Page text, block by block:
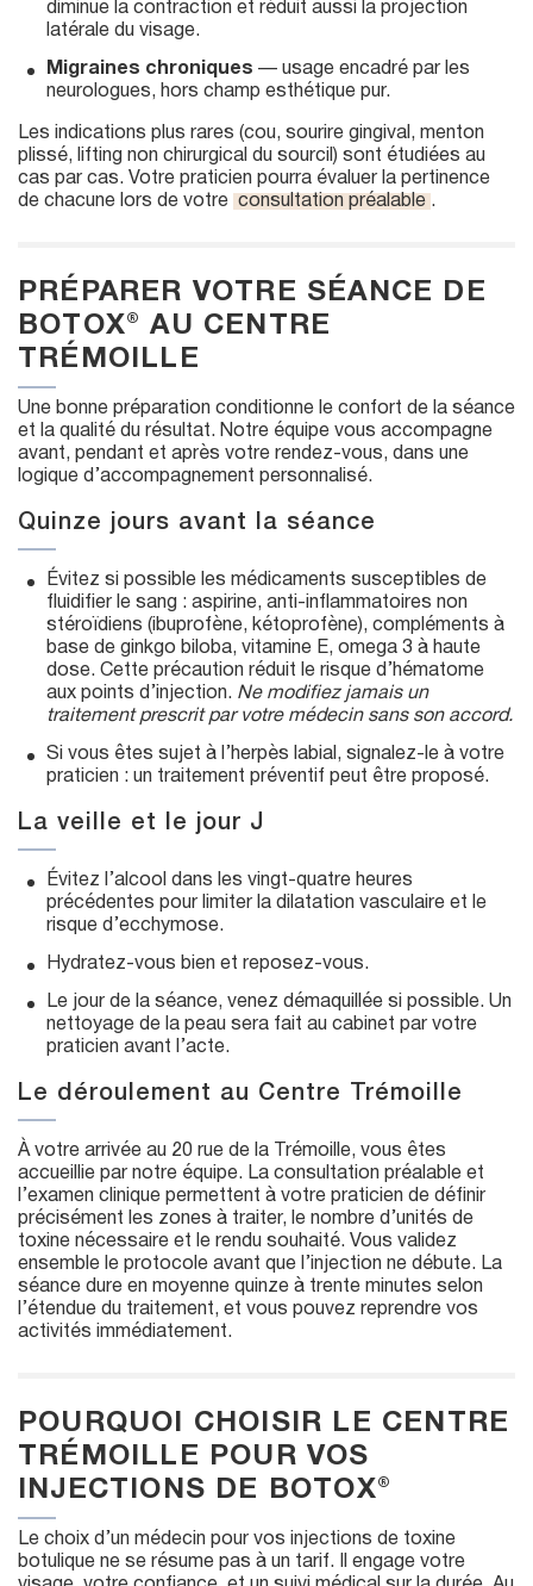
diminue la contraction et réduit aussi la projection
latérale du visage.
Migraines chroniques — usage encadré par les
neurologues, hors champ esthétique pur.
Les indications plus rares (cou, sourire gingival, menton
plissé, lifting non chirurgical du sourcil) sont étudiées au
cas par cas. Votre praticien pourra évaluer la pertinence
de chacune lors de votre consultation préalable .
PRÉPARER VOTRE SÉANCE DE
BOTOX® AU CENTRE
TRÉMOILLE
Une bonne préparation conditionne le confort de la séance
et la qualité du résultat. Notre équipe vous accompagne
avant, pendant et après votre rendez-vous, dans une
logique d’accompagnement personnalisé.
Quinze jours avant la séance
Évitez si possible les médicaments susceptibles de
fluidifier le sang : aspirine, anti-inflammatoires non
stéroïdiens (ibuprofène, kétoprofène), compléments à
base de ginkgo biloba, vitamine E, omega 3 à haute
dose. Cette précaution réduit le risque d’hématome
aux points d’injection. Ne modifiez jamais un
traitement prescrit par votre médecin sans son accord.
Si vous êtes sujet à l’herpès labial, signalez-le à votre
praticien : un traitement préventif peut être proposé.
La veille et le jour J
Évitez l’alcool dans les vingt-quatre heures
précédentes pour limiter la dilatation vasculaire et le
risque d’ecchymose.
Hydratez-vous bien et reposez-vous.
Le jour de la séance, venez démaquillée si possible. Un
nettoyage de la peau sera fait au cabinet par votre
praticien avant l’acte.
Le déroulement au Centre Trémoille
À votre arrivée au 20 rue de la Trémoille, vous êtes
accueillie par notre équipe. La consultation préalable et
l’examen clinique permettent à votre praticien de définir
précisément les zones à traiter, le nombre d’unités de
toxine nécessaire et le rendu souhaité. Vous validez
ensemble le protocole avant que l’injection ne débute. La
séance dure en moyenne quinze à trente minutes selon
l’étendue du traitement, et vous pouvez reprendre vos
activités immédiatement.
POURQUOI CHOISIR LE CENTRE
TRÉMOILLE POUR VOS
INJECTIONS DE BOTOX®
Le choix d’un médecin pour vos injections de toxine
botulique ne se résume pas à un tarif. Il engage votre